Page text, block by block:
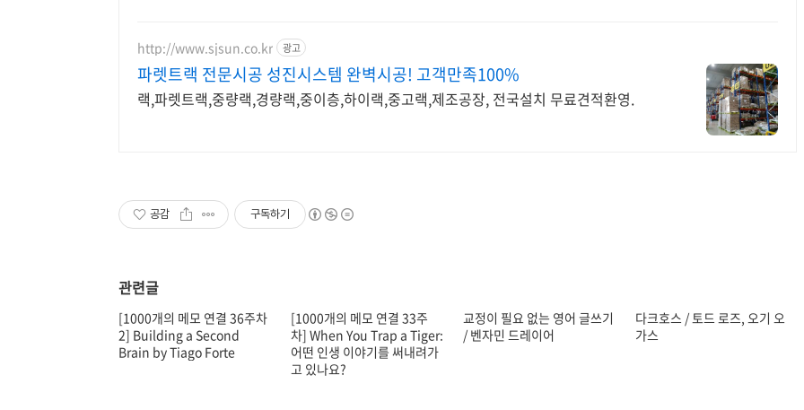
http://www.sjsun.co.kr 광고
파렛트랙 전문시공 성진시스템 완벽시공! 고객만족100%
랙,파렛트랙,중량랙,경량랙,중이층,하이랙,중고랙,제조공장, 전국설치 무료견적환영.
공감 구독하기
관련글
[1000개의 메모 연결 36주차
2] Building a Second
Brain by Tiago Forte
[1000개의 메모 연결 33주
차] When You Trap a Tiger:
어떤 인생 이야기를 써내려가
고 있나요?
교정이 필요 없는 영어 글쓰기
/ 벤자민 드레이어
다크호스 / 토드 로즈, 오기 오
가스